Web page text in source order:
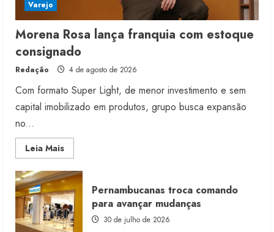
Varejo
Morena Rosa lança franquia com estoque
consignado
Redação 4 de agosto de 2026
Com formato Super Light, de menor investimento e sem
capital imobilizado em produtos, grupo busca expansão
no...
Leia MaisRead
more
Morena
Rosa
lança
franquia
com
estoque
consignado
Pernambucanas troca comando
para avançar mudanças
30 de julho de 2026